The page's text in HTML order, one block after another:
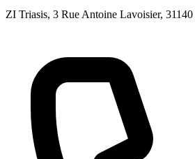
ZI Triasis, 3 Rue Antoine Lavoisier, 31140